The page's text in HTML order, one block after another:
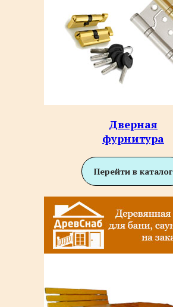
Дверная
фурнитура
Перейти в каталог